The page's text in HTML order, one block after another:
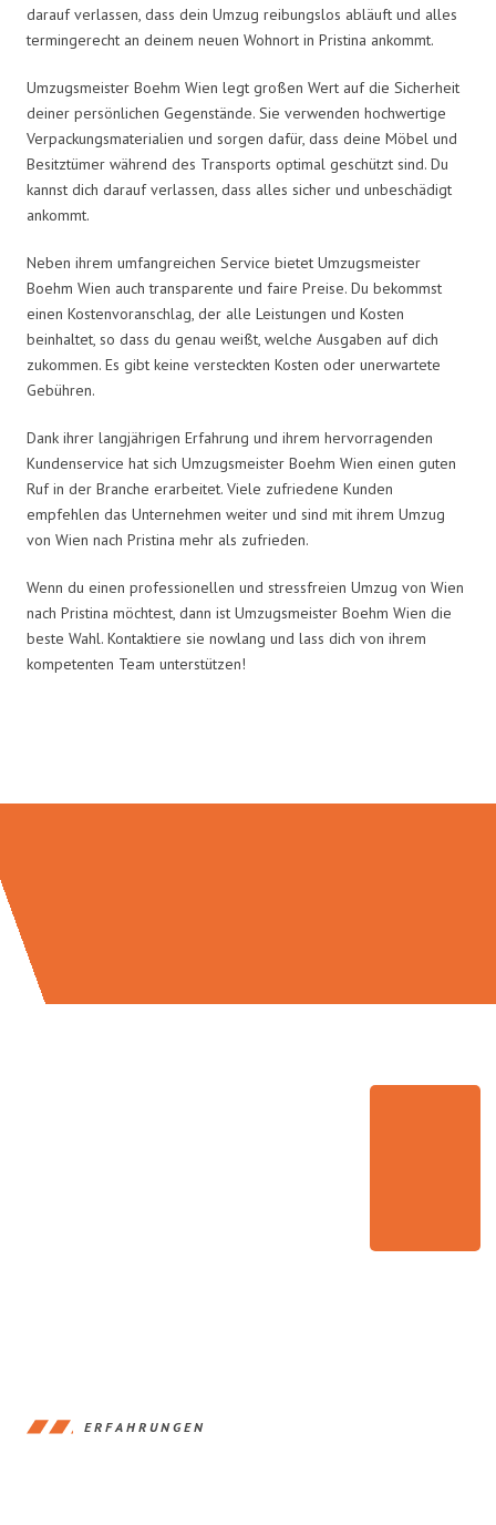
darauf verlassen, dass dein Umzug reibungslos abläuft und alles
termingerecht an deinem neuen Wohnort in Pristina ankommt.
Umzugsmeister Boehm Wien legt großen Wert auf die Sicherheit
deiner persönlichen Gegenstände. Sie verwenden hochwertige
Verpackungsmaterialien und sorgen dafür, dass deine Möbel und
Besitztümer während des Transports optimal geschützt sind. Du
kannst dich darauf verlassen, dass alles sicher und unbeschädigt
ankommt.
Neben ihrem umfangreichen Service bietet Umzugsmeister
Boehm Wien auch transparente und faire Preise. Du bekommst
einen Kostenvoranschlag, der alle Leistungen und Kosten
beinhaltet, so dass du genau weißt, welche Ausgaben auf dich
zukommen. Es gibt keine versteckten Kosten oder unerwartete
Gebühren.
Dank ihrer langjährigen Erfahrung und ihrem hervorragenden
Kundenservice hat sich Umzugsmeister Boehm Wien einen guten
Ruf in der Branche erarbeitet. Viele zufriedene Kunden
empfehlen das Unternehmen weiter und sind mit ihrem Umzug
von Wien nach Pristina mehr als zufrieden.
Wenn du einen professionellen und stressfreien Umzug von Wien
nach Pristina möchtest, dann ist Umzugsmeister Boehm Wien die
beste Wahl. Kontaktiere sie nowlang und lass dich von ihrem
kompetenten Team unterstützen!
ERFAHRUNGEN